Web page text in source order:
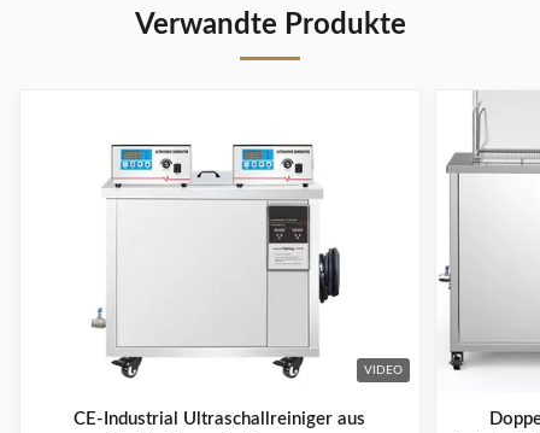
Verwandte Produkte
VIDEO
CE-Industrial Ultraschallreiniger aus